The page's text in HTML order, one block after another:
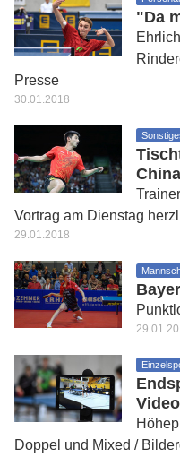
"Da
Presse
30.01.2018
Vortrag am Dienstag
29.01.2018
Video
Doppel und Mixed /